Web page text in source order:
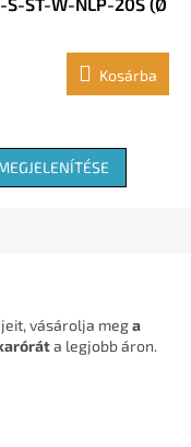
Kosárba
vásárolja mega
a legjobb áron.